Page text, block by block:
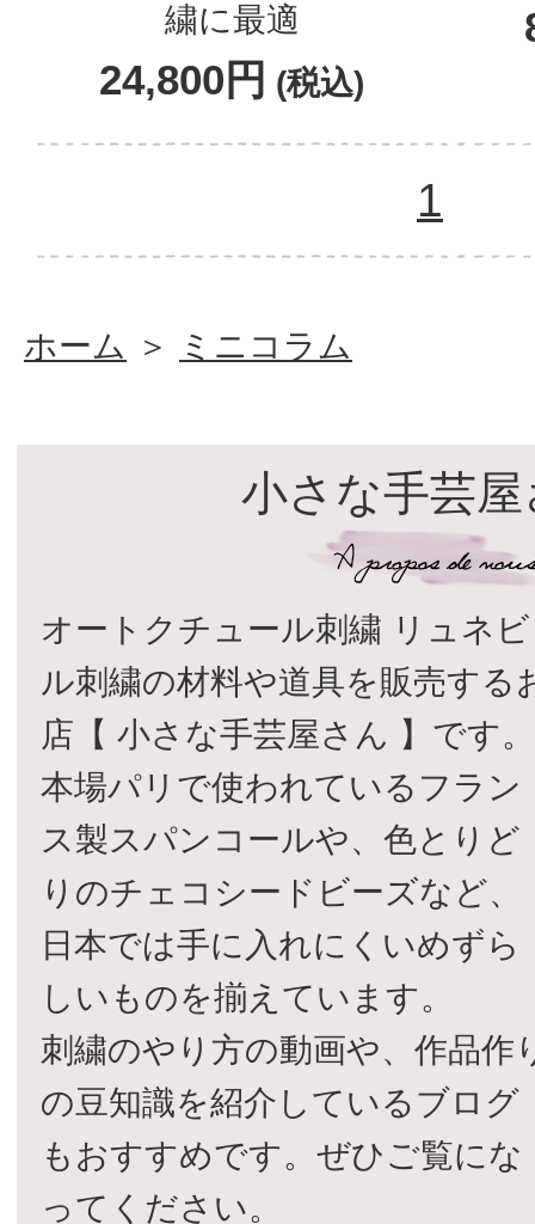
繍に最適
24,800円 (税込)
1
ホーム ＞ ミニコラム
小さな手芸
オートクチュール刺繍 リュネビ
ル刺繍の材料や道具を販売する
店【 小さな手芸屋さん 】です。
本場パリで使われているフラン
ス製スパンコールや、色とりど
りのチェコシードビーズなど、
日本では手に入れにくいめずら
しいものを揃えています。
刺繍のやり方の動画や、作品作
の豆知識を紹介しているブログ
もおすすめです。ぜひご覧にな
ってください。